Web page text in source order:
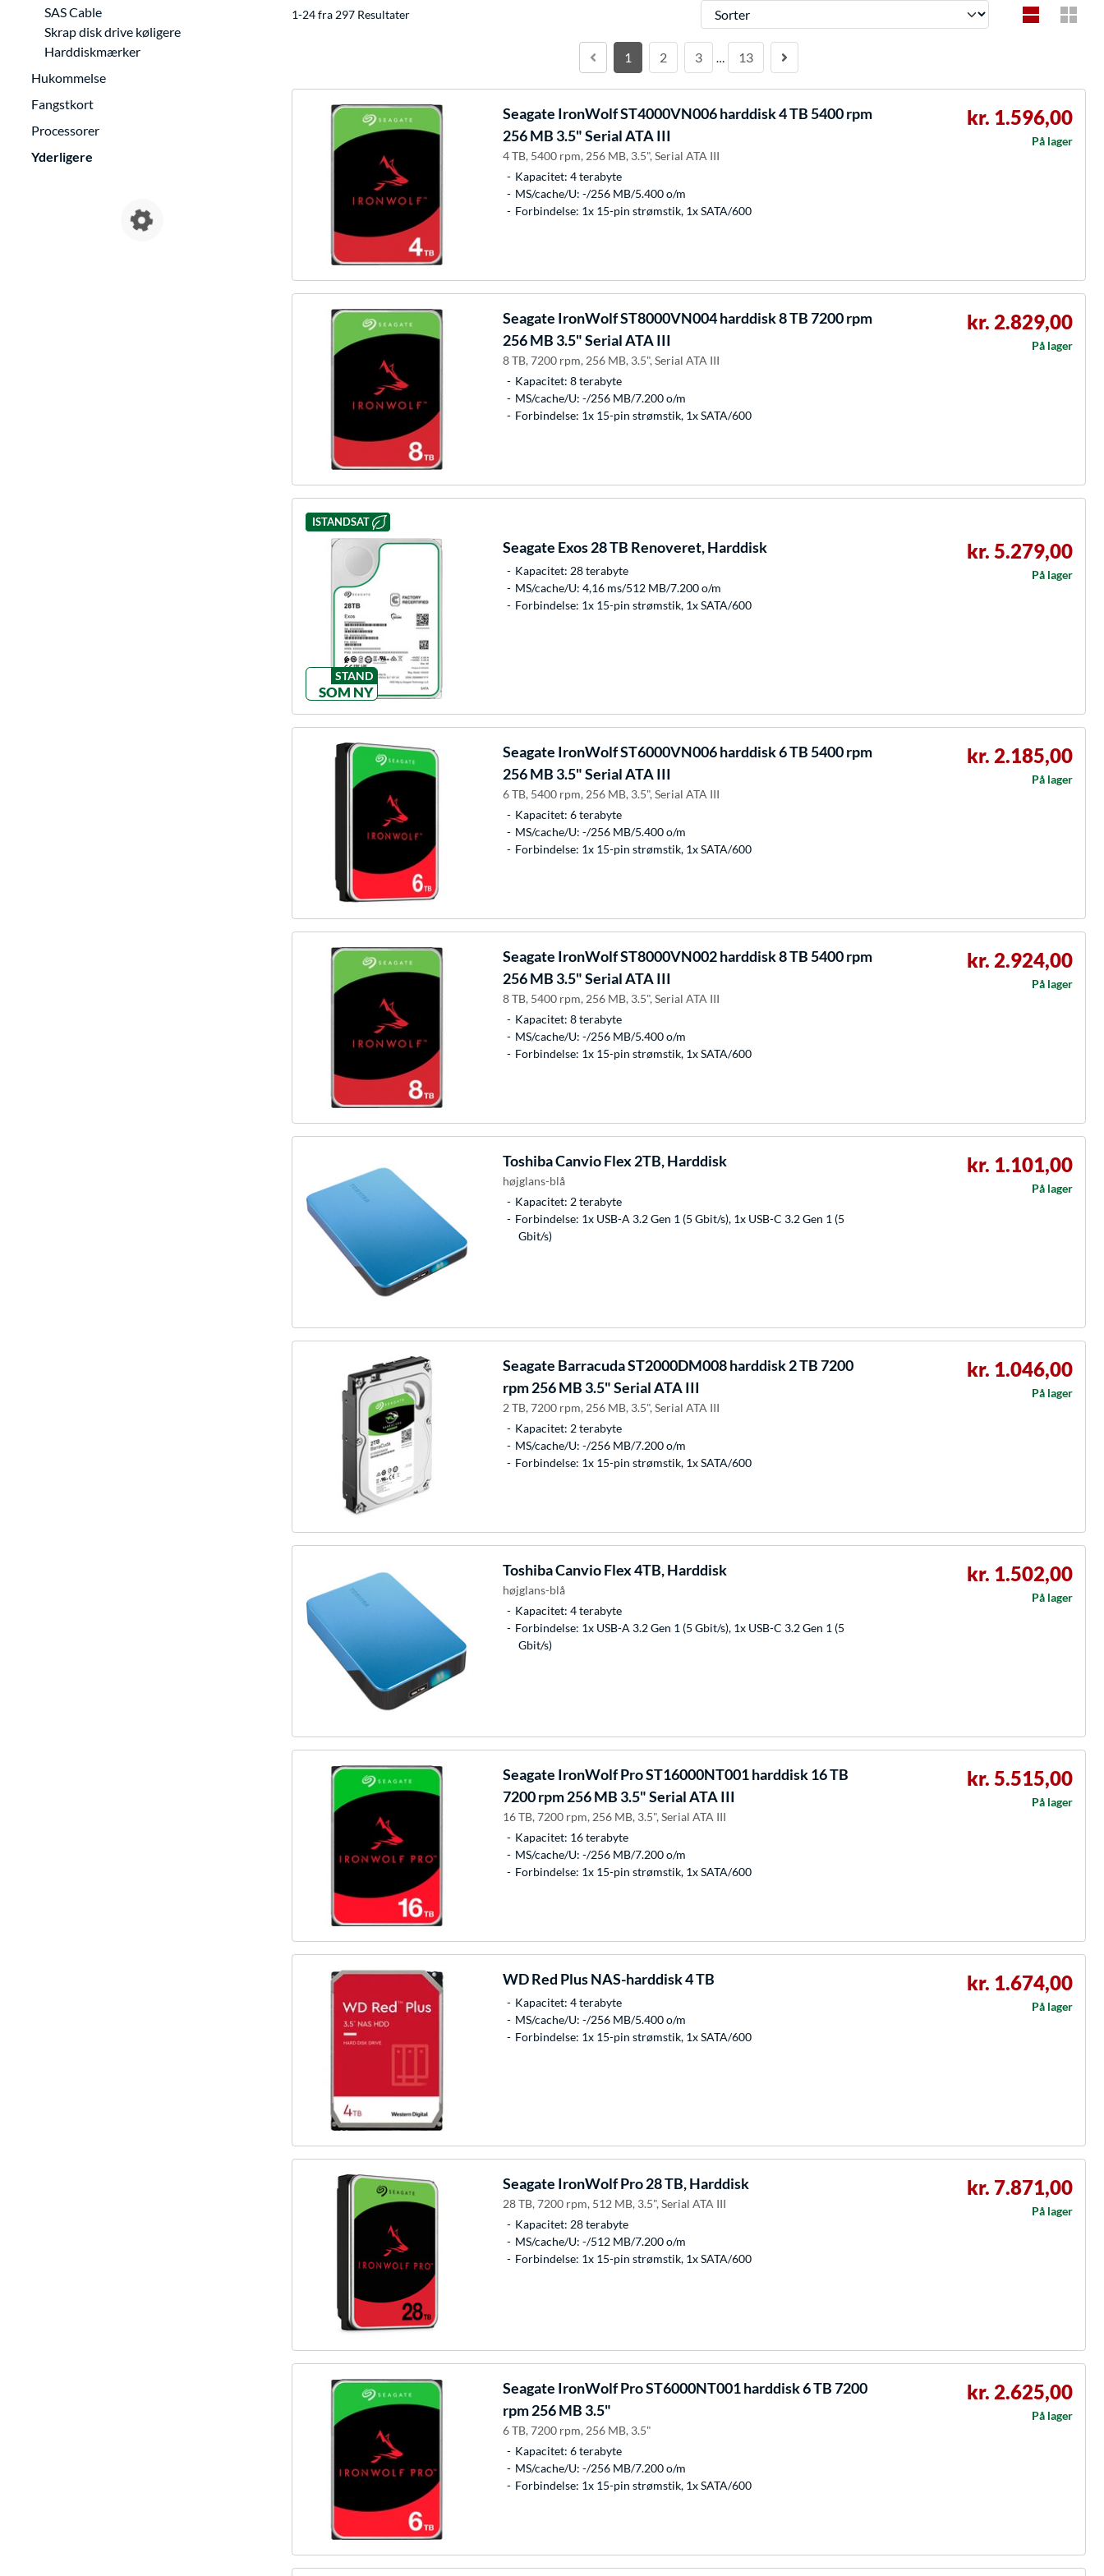
SAS Cable
Skrap disk drive køligere
Harddiskmærker
Hukommelse
Fangstkort
Processorer
Yderligere
1-24 fra 297 Resultater Sorter
1 2 3 … 13
Seagate IronWolf ST4000VN006 harddisk 4 TB 5400 rpm
256 MB 3.5" Serial ATA III
4 TB, 5400 rpm, 256 MB, 3.5", Serial ATA III
Kapacitet: 4 terabyte
MS/cache/U: -/256 MB/5.400 o/m
Forbindelse: 1x 15-pin strømstik, 1x SATA/600
kr. 1.596,00
På lager
Seagate IronWolf ST8000VN004 harddisk 8 TB 7200 rpm
256 MB 3.5" Serial ATA III
8 TB, 7200 rpm, 256 MB, 3.5", Serial ATA III
Kapacitet: 8 terabyte
MS/cache/U: -/256 MB/7.200 o/m
Forbindelse: 1x 15-pin strømstik, 1x SATA/600
kr. 2.829,00
På lager
ISTANDSAT
STAND
SOM NY
Seagate Exos 28 TB Renoveret, Harddisk
Kapacitet: 28 terabyte
MS/cache/U: 4,16 ms/512 MB/7.200 o/m
Forbindelse: 1x 15-pin strømstik, 1x SATA/600
kr. 5.279,00
På lager
Seagate IronWolf ST6000VN006 harddisk 6 TB 5400 rpm
256 MB 3.5" Serial ATA III
6 TB, 5400 rpm, 256 MB, 3.5", Serial ATA III
Kapacitet: 6 terabyte
MS/cache/U: -/256 MB/5.400 o/m
Forbindelse: 1x 15-pin strømstik, 1x SATA/600
kr. 2.185,00
På lager
Seagate IronWolf ST8000VN002 harddisk 8 TB 5400 rpm
256 MB 3.5" Serial ATA III
8 TB, 5400 rpm, 256 MB, 3.5", Serial ATA III
Kapacitet: 8 terabyte
MS/cache/U: -/256 MB/5.400 o/m
Forbindelse: 1x 15-pin strømstik, 1x SATA/600
kr. 2.924,00
På lager
ToshibaCanvio Flex 2TB, Harddisk
højglans-blå
Kapacitet: 2 terabyte
Forbindelse: 1x USB-A 3.2 Gen 1 (5 Gbit/s), 1x USB-C 3.2 Gen 1 (5
Gbit/s)
kr. 1.101,00
På lager
Seagate Barracuda ST2000DM008 harddisk 2 TB 7200
rpm 256 MB 3.5" Serial ATA III
2 TB, 7200 rpm, 256 MB, 3.5", Serial ATA III
Kapacitet: 2 terabyte
MS/cache/U: -/256 MB/7.200 o/m
Forbindelse: 1x 15-pin strømstik, 1x SATA/600
kr. 1.046,00
På lager
ToshibaCanvio Flex 4TB, Harddisk
højglans-blå
Kapacitet: 4 terabyte
Forbindelse: 1x USB-A 3.2 Gen 1 (5 Gbit/s), 1x USB-C 3.2 Gen 1 (5
Gbit/s)
kr. 1.502,00
På lager
Seagate IronWolf Pro ST16000NT001 harddisk 16 TB
7200 rpm 256 MB 3.5" Serial ATA III
16 TB, 7200 rpm, 256 MB, 3.5", Serial ATA III
Kapacitet: 16 terabyte
MS/cache/U: -/256 MB/7.200 o/m
Forbindelse: 1x 15-pin strømstik, 1x SATA/600
kr. 5.515,00
På lager
WDRed Plus NAS-harddisk 4 TB
Kapacitet: 4 terabyte
MS/cache/U: -/256 MB/5.400 o/m
Forbindelse: 1x 15-pin strømstik, 1x SATA/600
kr. 1.674,00
På lager
Seagate IronWolf Pro 28 TB, Harddisk
28 TB, 7200 rpm, 512 MB, 3.5", Serial ATA III
Kapacitet: 28 terabyte
MS/cache/U: -/512 MB/7.200 o/m
Forbindelse: 1x 15-pin strømstik, 1x SATA/600
kr. 7.871,00
På lager
Seagate IronWolf Pro ST6000NT001 harddisk 6 TB 7200
rpm 256 MB 3.5"
6 TB, 7200 rpm, 256 MB, 3.5"
Kapacitet: 6 terabyte
MS/cache/U: -/256 MB/7.200 o/m
Forbindelse: 1x 15-pin strømstik, 1x SATA/600
kr. 2.625,00
På lager